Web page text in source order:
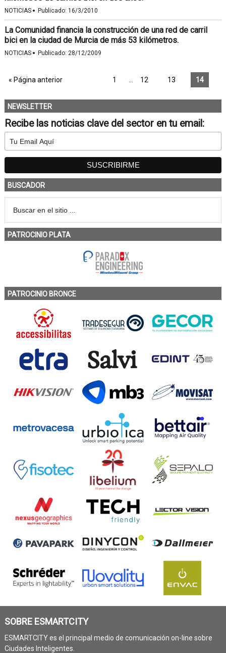
NOTICIAS · Publicado: 16/3/2010
La Comunidad financia la construcción de una red de carril
bici en la ciudad de Murcia de más 53 kilómetros.
NOTICIAS · Publicado: 28/12/2009
« Página anterior 1 12 13 14
NEWSLETTER
Recibe las noticias clave del sector en tu email:
BUSCADOR
PATROCINIO PLATA
PATROCINIO BRONCE
SOBRE ESMARTCITY
ESMARTCITY es el principal medio de comunicación on-line sobre
Ciudades Inteligentes.